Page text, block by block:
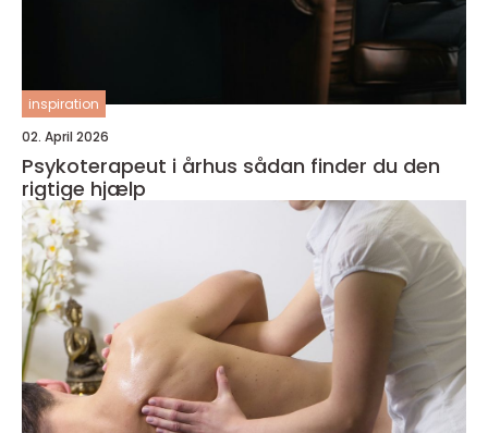
inspiration
02. April 2026
Psykoterapeut i århus sådan finder du den
rigtige hjælp